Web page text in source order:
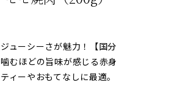
ューシーさが魅力！【国分
むほどの旨味が感じる赤身
ィーやおもてなしに最適。